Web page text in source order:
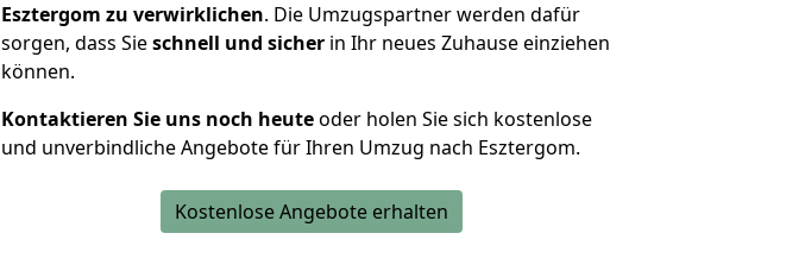
Esztergom zu verwirklichen. Die Umzugspartner werden dafür
sorgen, dass Sieschnell und sicher in Ihr neues Zuhause einziehen
können.
Kontaktieren Sie uns noch heuteoder holen Sie sich kostenlose
und unverbindliche Angebote für Ihren Umzug nach Esztergom.
Kostenlose Angebote erhalten